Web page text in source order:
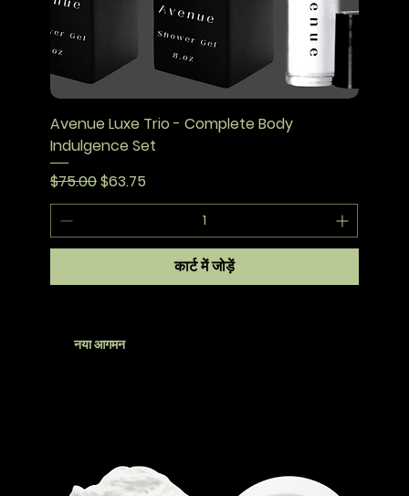
Avenue Luxe Trio - Complete Body
Indulgence Set
नियमित मूल्य
$75.00बिक्री मूल्य
$63.75
कार्ट में जोड़ें
नया आगमन